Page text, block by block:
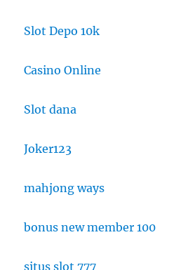
Slot Depo 10k
Casino Online
Slot dana
Joker123
mahjong ways
bonus new member 100
situs slot 777